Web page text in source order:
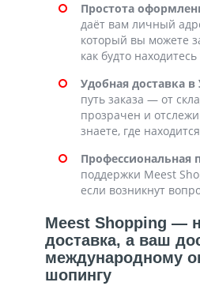
Простота
даёт вам личный
который вы можете
как будто
Удобная доставка в
путь заказа — от
прозрачен и
знаете, где
Профессиональная
поддержки Meest
если возникнут
Meest Shopping —
доставка, а ваш
международному
шопингу